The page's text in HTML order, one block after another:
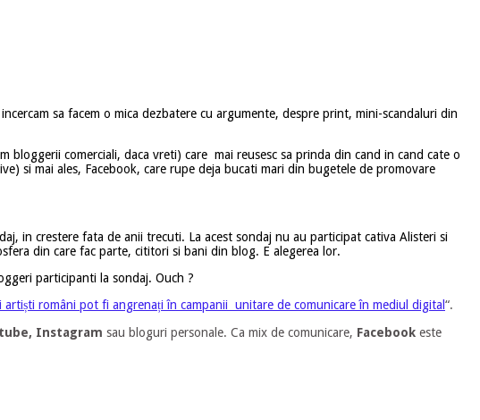
sa facem o mica dezbatere cu argumente, despre print, mini-scandaluri din
bloggerii comerciali, daca vreti) care mai reusesc sa prinda din cand in cand cate o
si mai ales, Facebook, care rupe deja bucati mari din bugetele de promovare
in crestere fata de anii trecuti. La acest sondaj nu au participat cativa Alisteri si
din care fac parte, cititori si bani din blog. E alegerea lor.
participanti la sondaj. Ouch ?
artiști români pot fi angrenați în campanii unitare de comunicare în mediul digital “.
Instagram sau bloguri personale. Ca mix de comunicare, Facebook este